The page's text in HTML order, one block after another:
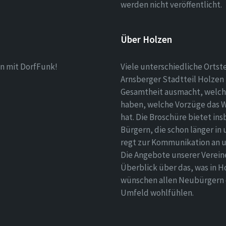
werden nicht veröffentlicht.
mit DorfFunk!
Über Holzen
Viele unterschiedliche
Arnsberger Stadtteil Holzen
Gesamtheit ausmacht,
haben, welche Vorzüge das
hat. Die Broschüre bietet
Bürgern, die schon länger
regt zur Kommunikation an
Die Angebote unserer
Überblick über das, was in
wünschen allen Neubürgern
Umfeld wohlfühlen.